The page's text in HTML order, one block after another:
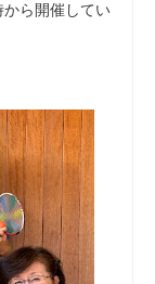
ら開催してい